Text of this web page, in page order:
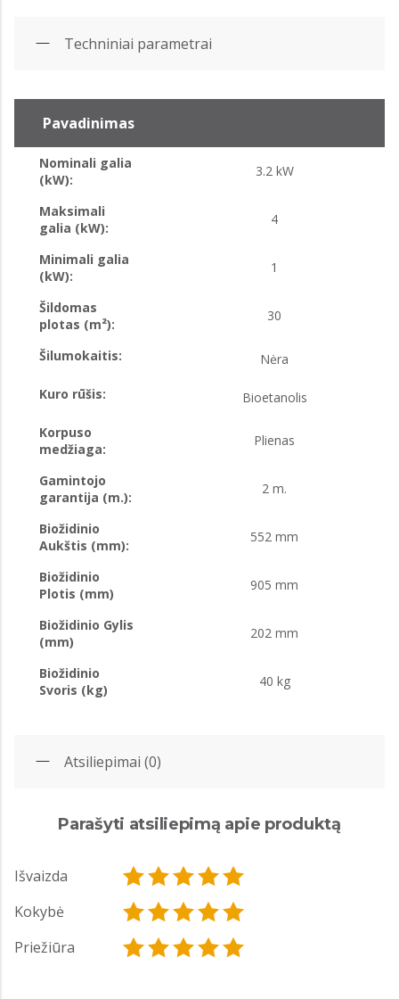
Techniniai parametrai
Pavadinimas
Nominali galia
(kW):
3.2 kW
Maksimali
galia (kW):
4
Minimali galia
(kW):
1
Šildomas
plotas (m²):
30
Šilumokaitis: Nėra
Kuro rūšis: Bioetanolis
Korpuso
medžiaga:
Plienas
Gamintojo
garantija (m.):
2 m.
Biožidinio
Aukštis (mm):
552 mm
Biožidinio
Plotis (mm)
905 mm
Biožidinio Gylis
(mm)
202 mm
Biožidinio
Svoris (kg)
40 kg
Atsiliepimai (0)
Parašyti atsiliepimą apie produktą
Išvaizda
Kokybė
Priežiūra